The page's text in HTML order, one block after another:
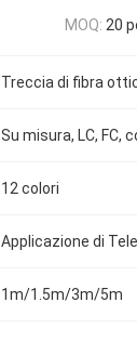
MOQ: 20
Treccia di fibra
Su misura, LC, FC,
12 colori
Applicazione di
1m/1.5m/3m/5m